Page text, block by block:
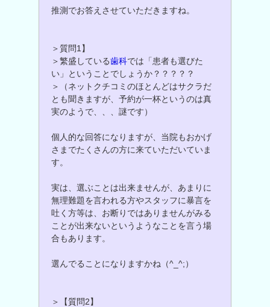
推測でお答えさせていただきますね。
＞質問1】
＞繁盛している歯科では「患者も選びた
い」ということでしょうか？？？？？
＞（ネットクチコミのほとんどはサクラだ
とも聞きますが、予約が一杯というのは真
実のようで、、、謎です）
個人的な回答になりますが、当院もおかげ
さまでたくさんの方に来ていただいていま
す。
実は、選ぶことは出来ませんが、あまりに
無理難題を言われる方やスタッフに暴言を
吐く方等は、お断りではありませんがみる
ことが出来ないというようなことを言う場
合もあります。
選んでることになりますかね（^_^;）
＞【質問2】